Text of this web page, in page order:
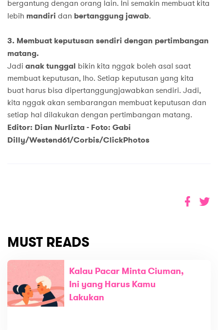
bergantung dengan orang lain. Ini semakin membuat kita
lebih mandiri dan bertanggung jawab.
3. Membuat keputusan sendiri dengan pertimbangan
matang.
Jadi anak tunggal bikin kita nggak boleh asal saat
membuat keputusan, lho. Setiap keputusan yang kita
buat harus bisa dipertanggungjawabkan sendiri. Jadi,
kita nggak akan sembarangan membuat keputusan dan
setiap hal dilakukan dengan pertimbangan matang.
Editor: Dian Nurlizta - Foto: Gabi
Dilly/Westend61/Corbis/ClickPhotos
MUST READS
Kalau Pacar Minta Ciuman,
Ini yang Harus Kamu
Lakukan